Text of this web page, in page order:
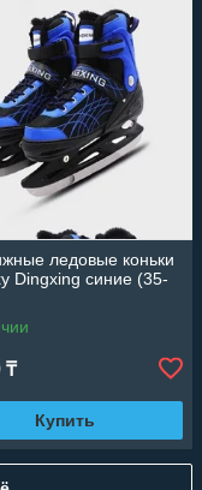
ледовые коньки
Dingxing синие (35-
₸
Купить